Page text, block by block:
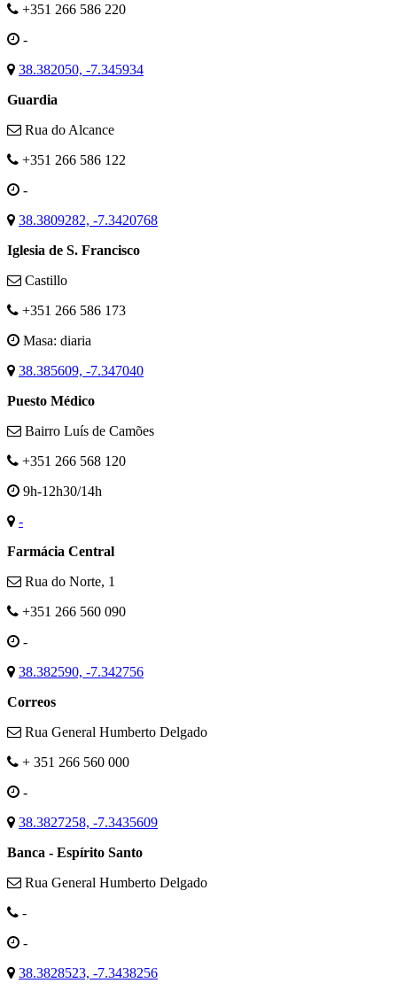
+351 266 586 220
-
38.382050, -7.345934
Guardia
Rua do Alcance
+351 266 586 122
-
38.3809282, -7.3420768
Iglesia de S. Francisco
Castillo
+351 266 586 173
Masa: diaria
38.385609, -7.347040
Puesto Médico
Bairro Luís de Camões
+351 266 568 120
9h-12h30/14h
-
Farmácia Central
Rua do Norte, 1
+351 266 560 090
-
38.382590, -7.342756
Correos
Rua General Humberto Delgado
+ 351 266 560 000
-
38.3827258, -7.3435609
Banca - Espírito Santo
Rua General Humberto Delgado
-
-
38.3828523, -7.3438256